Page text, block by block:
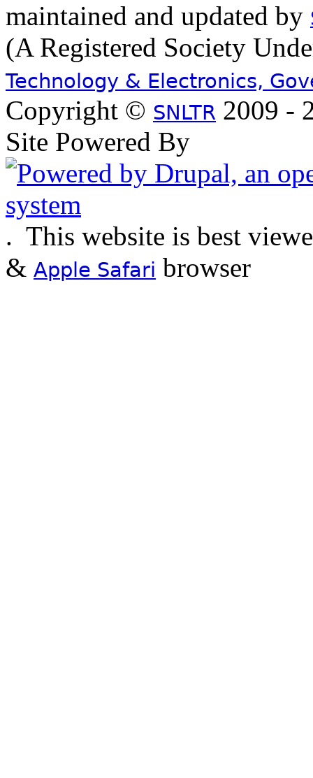
maintained and updated by
(A Registered Society
Technology & Electronics,
Copyright © SNLTR 2009 -
Site Powered By
. This website is best
& Apple Safari browser